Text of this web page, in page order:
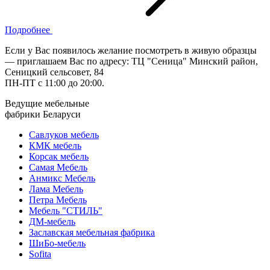
Подробнее
Если у Вас появилось желание посмотреть в живую образцы
— приглашаем Вас по адресу: ТЦ "Сеница" Минский район,
Сеницкий сельсовет, 84
ПН-ПТ с 11:00 до 20:00.
Ведущие мебельные
фабрики Беларуси
Савлуков мебель
КМК мебель
Корсак мебель
Самая Мебель
Анмикс Мебель
Лама Мебель
Петра Мебель
Мебель "СТИЛЬ"
ДМ-мебель
Заславская мебельная фабрика
ШиБо-мебель
Sofita